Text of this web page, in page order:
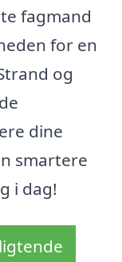
fagmand
for en
og
dine
smartere
i dag!